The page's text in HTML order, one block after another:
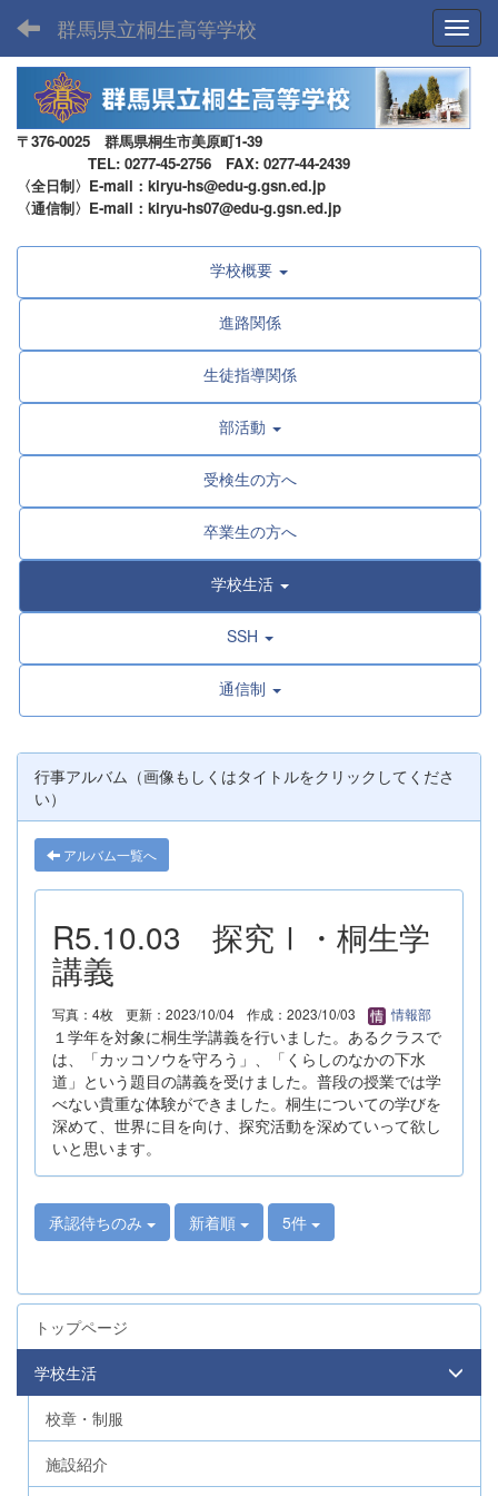
群馬県立桐生高等学校
〒376-0025 群馬県桐生市美原町1-39
TEL: 0277-45-2756 FAX: 0277-44-2439
〈全日制〉E-mail：kiryu-hs@edu-g.gsn.ed.jp
〈通信制〉E-mail：kiryu-hs07@edu-g.gsn.ed.jp
学校概要
進路関係
生徒指導関係
部活動
受検生の方へ
卒業生の方へ
学校生活
SSH
通信制
行事アルバム（画像もしくはタイトルをクリックしてくださ
い）
アルバム一覧へ
R5.10.03 探究Ⅰ・桐生学
講義
写真：4枚 更新：2023/10/04 作成：2023/10/03 情報部
１学年を対象に桐生学講義を行いました。あるクラスで
は、「カッコソウを守ろう」、「くらしのなかの下水
道」という題目の講義を受けました。普段の授業では学
べない貴重な体験ができました。桐生についての学びを
深めて、世界に目を向け、探究活動を深めていって欲し
いと思います。
承認待ちのみ 新着順 5件
トップページ
学校生活
校章・制服
施設紹介